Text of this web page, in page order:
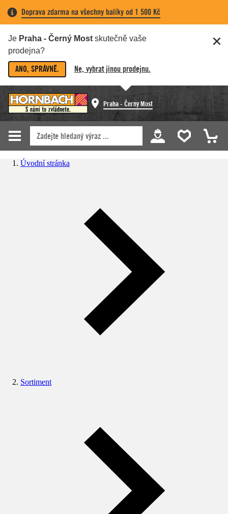
Doprava zdarma na všechny balíky od 1 500 Kč
Je Praha - Černý Most skutečně vaše
prodejna?
ANO, SPRÁVNĚ. Ne, vybrat jinou prodejnu.
Praha - Černý Most
Úvodní stránka
Sortiment